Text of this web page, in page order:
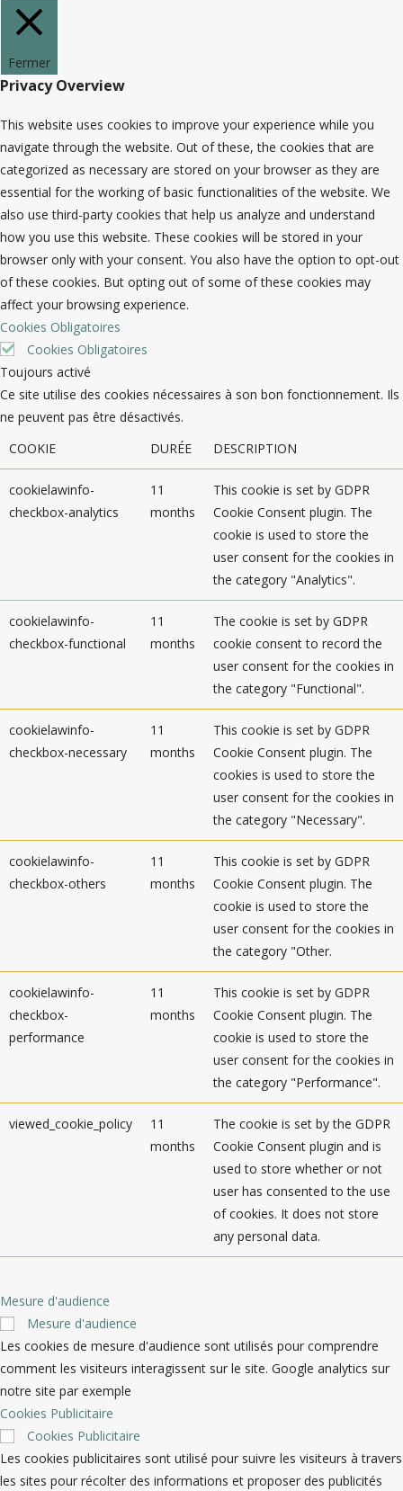
Fermer
Privacy Overview
This website uses cookies to improve your experience while you
navigate through the website. Out of these, the cookies that are
categorized as necessary are stored on your browser as they are
essential for the working of basic functionalities of the website. We
also use third-party cookies that help us analyze and understand
how you use this website. These cookies will be stored in your
browser only with your consent. You also have the option to opt-out
of these cookies. But opting out of some of these cookies may
affect your browsing experience.
Cookies Obligatoires
Cookies Obligatoires
Toujours activé
Ce site utilise des cookies nécessaires à son bon fonctionnement. Ils
ne peuvent pas être désactivés.
COOKIE
DURÉE DESCRIPTION
cookielawinfo-
checkbox-analytics
11
months
This cookie is set by GDPR
Cookie Consent plugin. The
cookie is used to store the
user consent for the cookies in
the category "Analytics".
cookielawinfo-
checkbox-functional
11
months
The cookie is set by GDPR
cookie consent to record the
user consent for the cookies in
the category "Functional".
cookielawinfo-
checkbox-necessary
11
months
This cookie is set by GDPR
Cookie Consent plugin. The
cookies is used to store the
user consent for the cookies in
the category "Necessary".
cookielawinfo-
checkbox-others
11
months
This cookie is set by GDPR
Cookie Consent plugin. The
cookie is used to store the
user consent for the cookies in
the category "Other.
cookielawinfo-
checkbox-
performance
11
months
This cookie is set by GDPR
Cookie Consent plugin. The
cookie is used to store the
user consent for the cookies in
the category "Performance".
viewed_cookie_policy
11
months
The cookie is set by the GDPR
Cookie Consent plugin and is
used to store whether or not
user has consented to the use
of cookies. It does not store
any personal data.
Mesure d'audience
Mesure d'audience
Les cookies de mesure d'audience sont utilisés pour comprendre
comment les visiteurs interagissent sur le site. Google analytics sur
notre site par exemple
Cookies Publicitaire
Cookies Publicitaire
Les cookies publicitaires sont utilisé pour suivre les visiteurs à travers
les sites pour récolter des informations et proposer des publicités